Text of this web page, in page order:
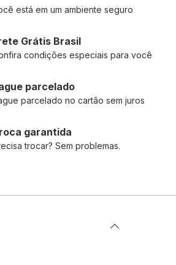
está em um ambiente seguro
Grátis Brasil
condições especiais para você
parcelado
parcelado no cartão sem juros
garantida
trocar? Sem problemas.